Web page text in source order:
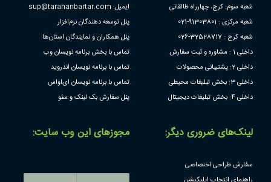
شعبه سوم: کرج، چهارراه طالقانی
شعبه مرکزی : 91303801-021
شعبه کرج : 32528717-026
داخلی 1 : مشاوره و ثبت سفارش
داخلی 2: پشتیبانی محصولات
داخلی 3: بخش تبلیغات محیطی
داخلی 4: بخش تبلیغات دیجیتال
ایمیل: sup@tarahanbartar.com
پنل توسعه دهندگان نرم‌افزار
پنل همکاران و نمایندگان استان‌ها
تماس با بخش برنامه نویسان وب
تماس با برنامه نویسان اندروید
تماس با برنامه نویسان ای‌او‌اس
پنل سفارش بک لینک و سئو
لینک‌های ضروری دیگر:
سفارش طراحی اختصاصی
مجوز‌های این وب سایت: